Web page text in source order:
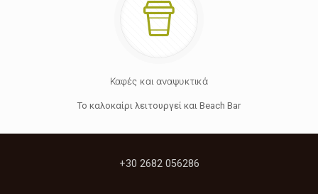
Καφές και αναψυκτικά
Το καλοκαίρι λειτουργεί και Beach Bar
+30 2682 056286